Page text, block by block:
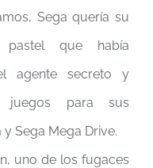
Sega quería su
que había
agente secreto y
para sus
Sega Mega Drive.
uno de los fugaces